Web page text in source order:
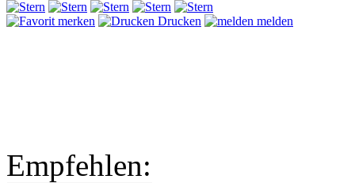
merken Drucken melden
Empfehlen: